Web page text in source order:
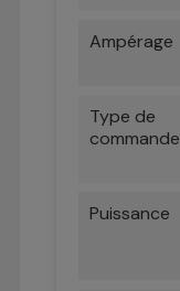
Ampérage
Type de
commande
Puissance